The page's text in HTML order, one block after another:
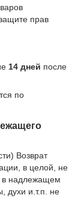
прав
14 дней после
по
Возврат
в целой, не
в надлежащем
духи и.т.п. не